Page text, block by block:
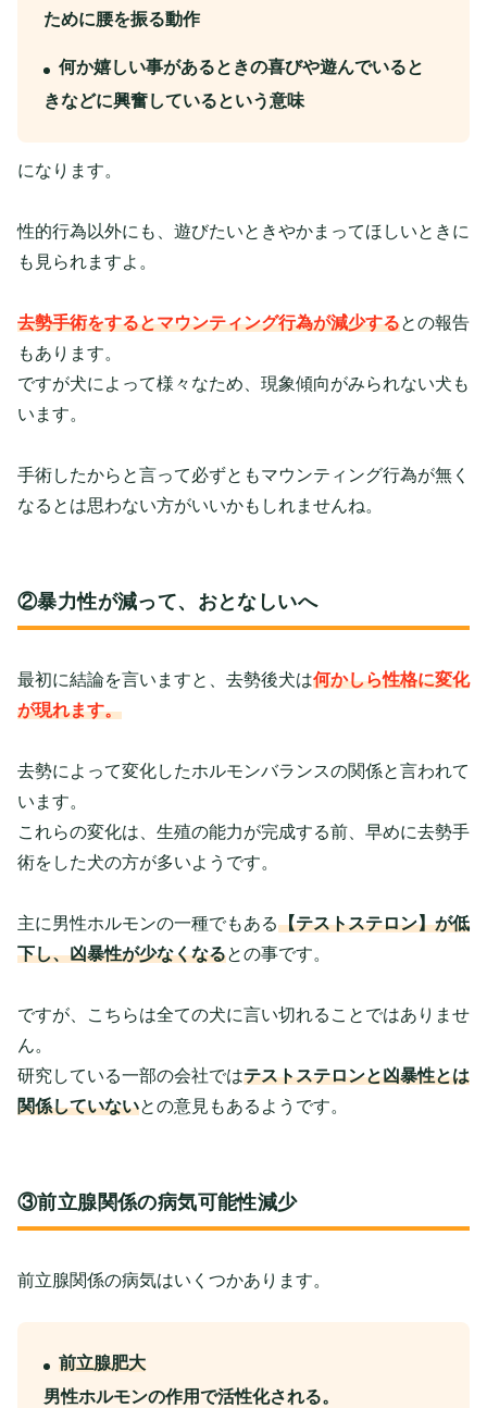
ために腰を振る動作
何か嬉しい事があるときの喜びや遊んでいると
きなどに興奮しているという意味
になります。
性的行為以外にも、遊びたいときやかまってほしいときに
も見られますよ。
去勢手術をするとマウンティング行為が減少するとの報告
もあります。
ですが犬によって様々なため、現象傾向がみられない犬も
います。
手術したからと言って必ずともマウンティング行為が無く
なるとは思わない方がいいかもしれませんね。
②暴力性が減って、おとなしいへ
最初に結論を言いますと、去勢後犬は何かしら性格に変化
が現れます。
去勢によって変化したホルモンバランスの関係と言われて
います。
これらの変化は、生殖の能力が完成する前、早めに去勢手
術をした犬の方が多いようです。
主に男性ホルモンの一種でもある【テストステロン】が低
下し、凶暴性が少なくなるとの事です。
ですが、こちらは全ての犬に言い切れることではありませ
ん。
研究している一部の会社ではテストステロンと凶暴性とは
関係していないとの意見もあるようです。
③前立腺関係の病気可能性減少
前立腺関係の病気はいくつかあります。
前立腺肥大
男性ホルモンの作用で活性化される。